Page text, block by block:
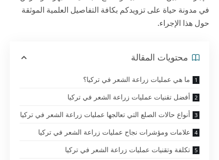
في مدونة حياة على تزويدكم بكافة التفاصيل العلمية الموثقة
حول هذا الإجراء.
محتويات المقالة
ما هي عمليات زراعة الشعر في تركيا؟
أفضل تقنيات عمليات زراعة الشعر في تركيا
أنواع حالات الصلع التي تعالجها عمليات زراعة الشعر في تركيا
علامات ومؤشرات نجاح عمليات زراعة الشعر في تركيا
تكلفة وتقنيات عمليات زراعة الشعر في تركيا